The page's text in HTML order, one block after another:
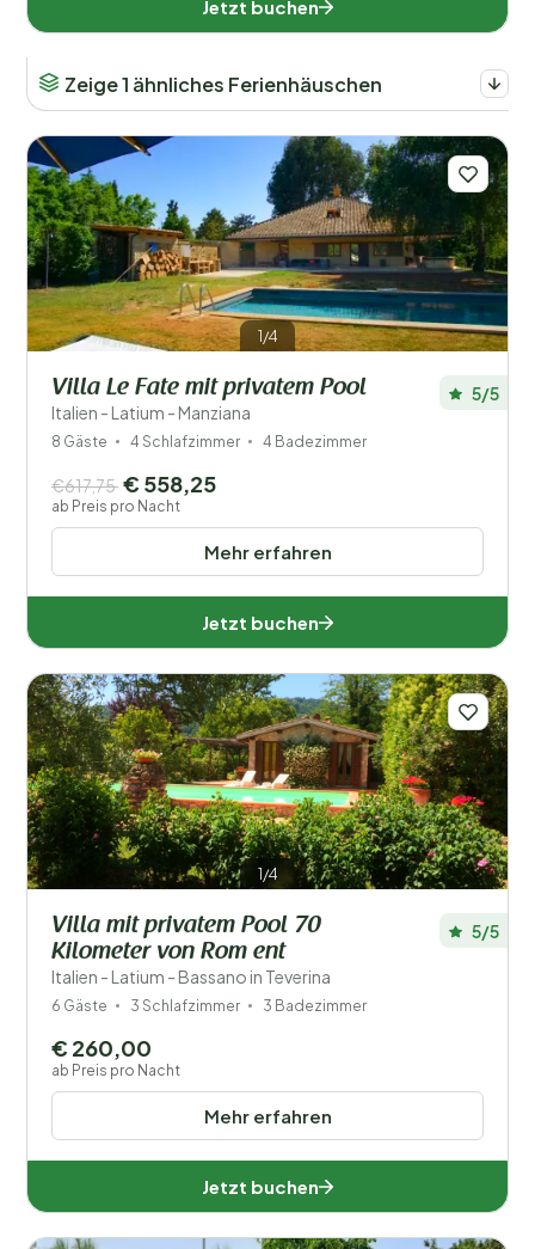
Jetzt buchen
Zeige 1 ähnliches Ferienhäuschen
1/4
Villa Le Fate mit privatem Pool
Italien - Latium - Manziana
5/5
8 Gäste 4 Schlafzimmer 4 Badezimmer
Mehr erfahren
€617,75 € 558,25
ab Preis pro Nacht
Jetzt buchen
1/4
Villa mit privatem Pool 70
Kilometer von Rom ent
Italien - Latium - Bassano in Teverina
5/5
6 Gäste 3 Schlafzimmer 3 Badezimmer
Mehr erfahren
€ 260,00
ab Preis pro Nacht
Jetzt buchen